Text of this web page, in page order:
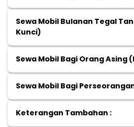
Sewa Mobil Bulanan Tegal
Kunci)
Sewa Mobil Bagi Orang Asing
Sewa Mobil Bagi
Keterangan Tambahan :